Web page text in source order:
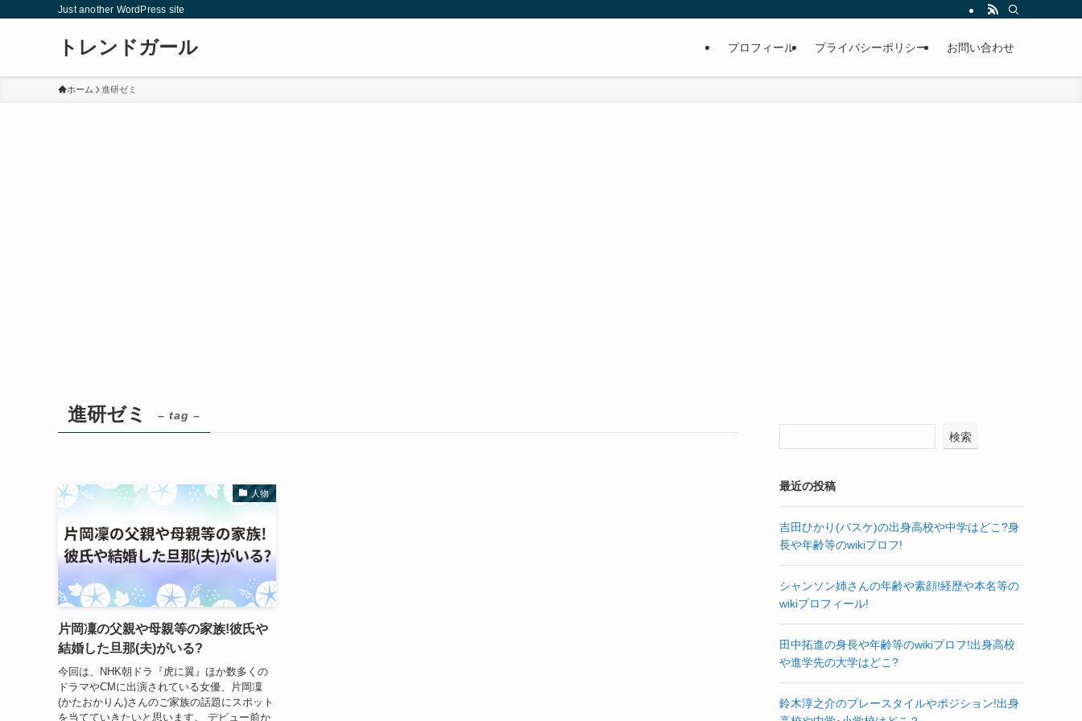
Just another WordPress site
トレンドガール プロフィール プライバシーポリシー お問い合わせ
ホーム 進研ゼミ
進研ゼミ – tag –
人物
片岡凜の父親や母親等の家族!彼氏や
結婚した旦那(夫)がいる?
今回は、NHK朝ドラ『虎に翼』ほか数多くの
ドラマやCMに出演されている女優、片岡凜
(かたおかりん)さんのご家族の話題にスポット
を当てていきたいと思います。 デビュー前か
検索
最近の投稿
吉田ひかり(バスケ)の出身高校や中学はどこ?身
長や年齢等のwikiプロフ!
シャンソン姉さんの年齢や素顔!経歴や本名等の
wikiプロフィール!
田中拓進の身長や年齢等のwikiプロフ!出身高校
や進学先の大学はどこ?
鈴木淳之介のプレースタイルやポジション!出身